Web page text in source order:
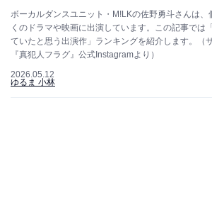
ボーカルダンスユニット・M!LKの佐野勇斗さんは、
くのドラマや映画に出演しています。この記事では
ていたと思う出演作」ランキングを紹介します。（
『真犯人フラグ』公式Instagramより）
2026.05.12
ゆるま 小林